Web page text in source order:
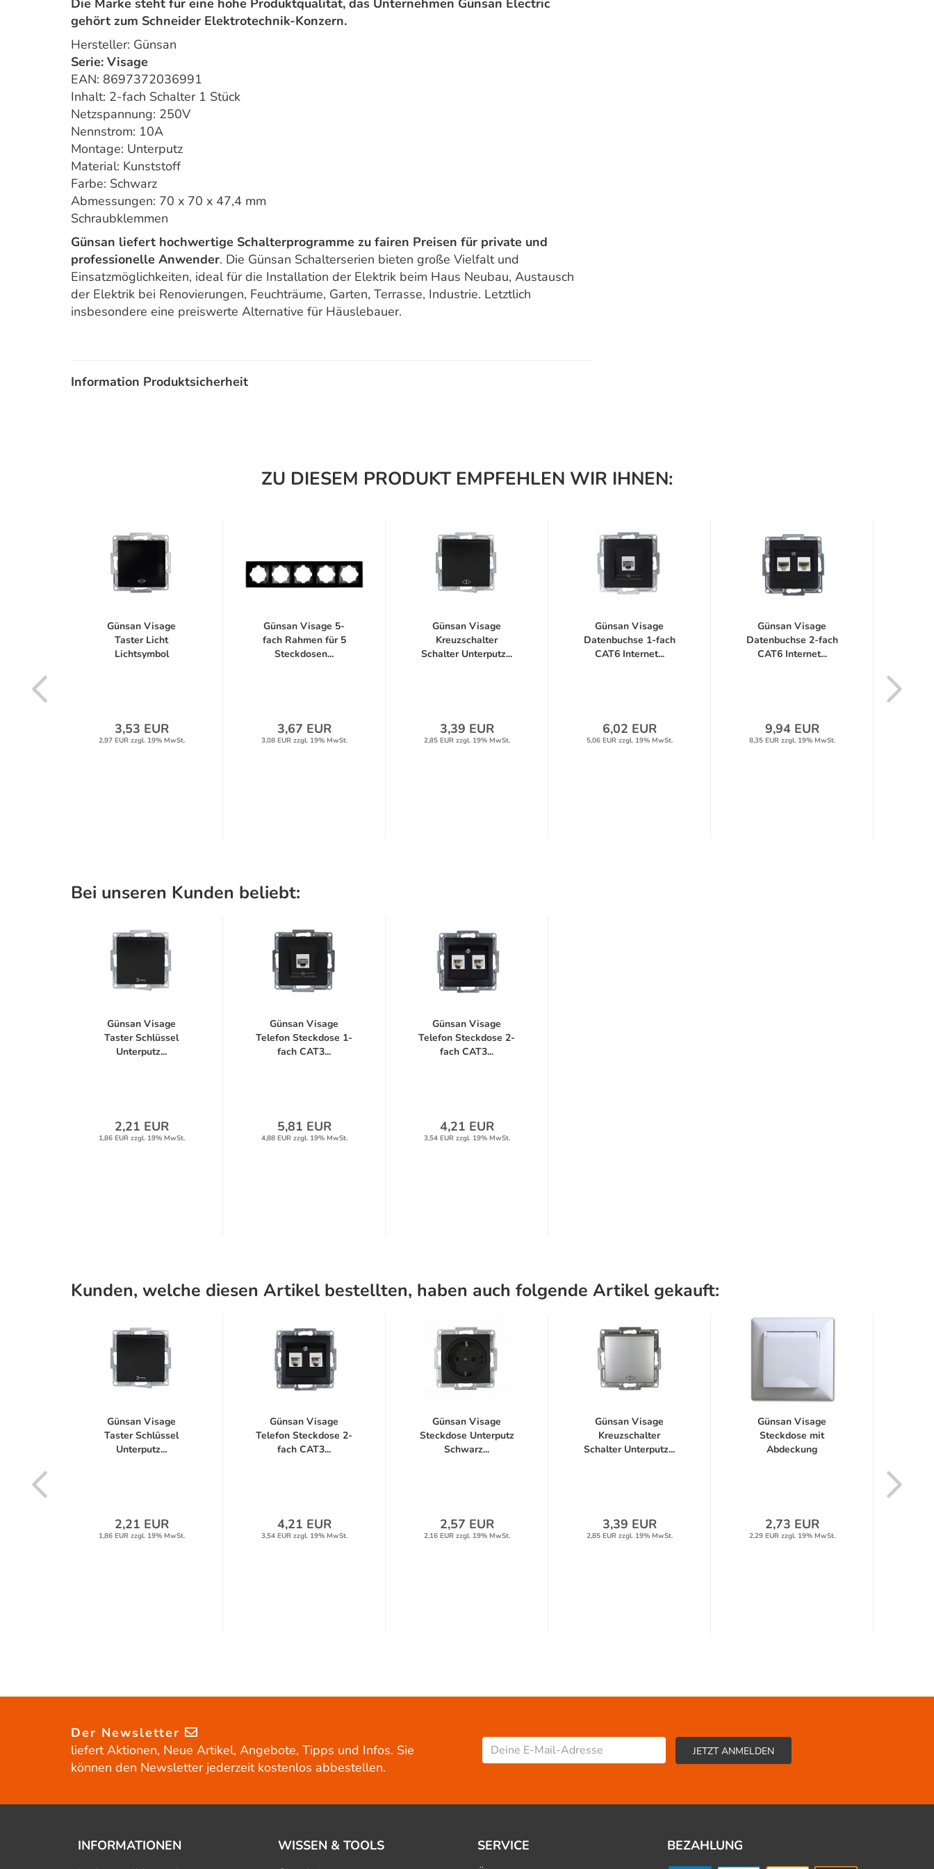
Die Marke steht für eine hohe Produktqualität, das Unternehmen Günsan Electric
gehört zum Schneider Elektrotechnik-Konzern.
Hersteller: Günsan
Serie: Visage
EAN: 8697372036991
Inhalt: 2-fach Schalter 1 Stück
Netzspannung: 250V
Nennstrom: 10A
Montage: Unterputz
Material: Kunststoff
Farbe: Schwarz
Abmessungen: 70 x 70 x 47,4 mm
Schraubklemmen
Günsan liefert hochwertige Schalterprogramme zu fairen Preisen für private und
professionelle Anwender. Die Günsan Schalterserien bieten große Vielfalt und
Einsatzmöglichkeiten, ideal für die Installation der Elektrik beim Haus Neubau, Austausch
der Elektrik bei Renovierungen, Feuchträume, Garten, Terrasse, Industrie. Letztlich
insbesondere eine preiswerte Alternative für Häuslebauer.
Information Produktsicherheit
ZU DIESEM PRODUKT EMPFEHLEN WIR IHNEN:
Günsan Visage
Taster Licht
Lichtsymbol
3,53 EUR
2,97 EUR zzgl. 19% MwSt.
Günsan Visage 5-
fach Rahmen für 5
Steckdosen...
3,67 EUR
3,08 EUR zzgl. 19% MwSt.
Günsan Visage
Kreuzschalter
Schalter Unterputz...
3,39 EUR
2,85 EUR zzgl. 19% MwSt.
Günsan Visage
Datenbuchse 1-fach
CAT6 Internet...
6,02 EUR
5,06 EUR zzgl. 19% MwSt.
Günsan Visage
Datenbuchse 2-fach
CAT6 Internet...
9,94 EUR
8,35 EUR zzgl. 19% MwSt.
Bei unseren Kunden beliebt:
Günsan Visage
Taster Schlüssel
Unterputz...
2,21 EUR
1,86 EUR zzgl. 19% MwSt.
Günsan Visage
Telefon Steckdose 1-
fach CAT3...
5,81 EUR
4,88 EUR zzgl. 19% MwSt.
Günsan Visage
Telefon Steckdose 2-
fach CAT3...
4,21 EUR
3,54 EUR zzgl. 19% MwSt.
Kunden, welche diesen Artikel bestellten, haben auch folgende Artikel gekauft:
Günsan Visage
Taster Schlüssel
Unterputz...
2,21 EUR
1,86 EUR zzgl. 19% MwSt.
Günsan Visage
Telefon Steckdose 2-
fach CAT3...
4,21 EUR
3,54 EUR zzgl. 19% MwSt.
Günsan Visage
Steckdose Unterputz
Schwarz...
2,57 EUR
2,16 EUR zzgl. 19% MwSt.
Günsan Visage
Kreuzschalter
Schalter Unterputz...
3,39 EUR
2,85 EUR zzgl. 19% MwSt.
Günsan Visage
Steckdose mit
Abdeckung
2,73 EUR
2,29 EUR zzgl. 19% MwSt.
Der Newsletter
liefert Aktionen, Neue Artikel, Angebote, Tipps und Infos. Sie
können den Newsletter jederzeit kostenlos abbestellen.
INFORMATIONEN WISSEN & TOOLS SERVICE BEZAHLUNG